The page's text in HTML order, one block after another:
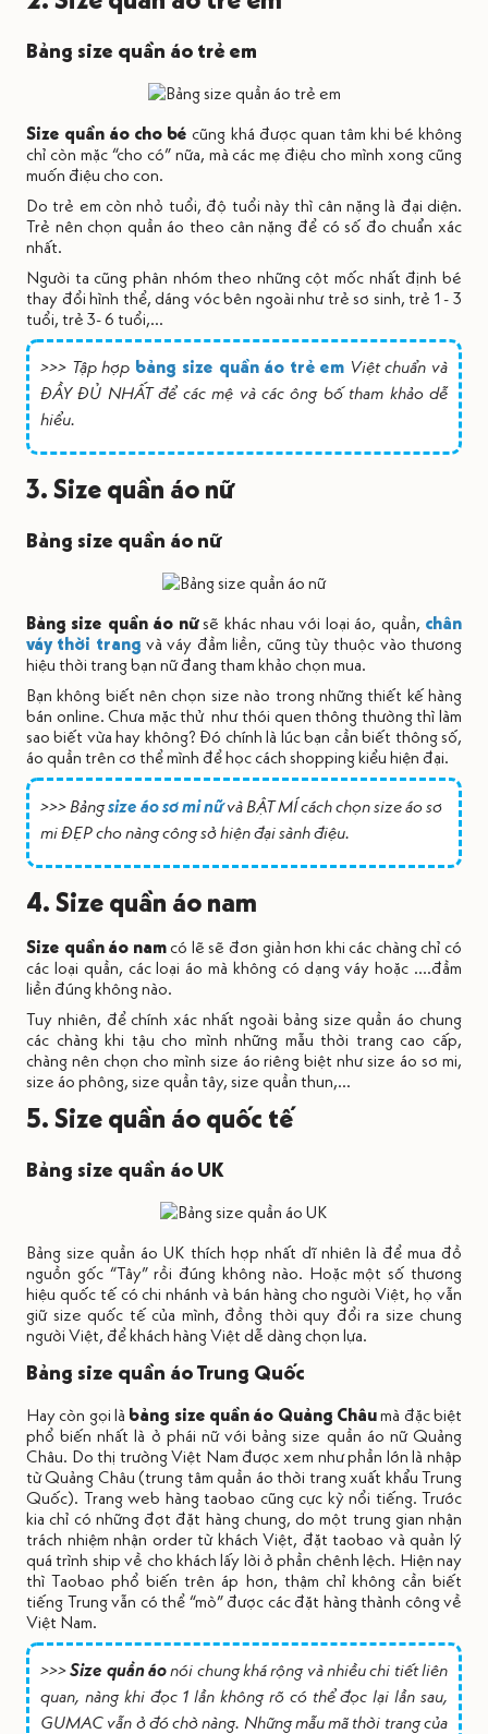
Bảng size quần áo trẻ em
Size quần áo cho bécũng khá được quan tâm khi bé không
chỉ còn mặc “cho có” nữa, mà các mẹ điệu cho mình xong cũng
muốn điệu cho con.
Do trẻ em còn nhỏ tuổi, độ tuổi này thì cân nặng là đại diện.
Trẻ nên chọn quần áo theo cân nặng để có số đo chuẩn xác
nhất.
Người ta cũng phân nhóm theo những cột mốc nhất định bé
thay đổi hình thể, dáng vóc bên ngoài như trẻ sơ sinh, trẻ 1 - 3
tuổi, trẻ 3- 6 tuổi,...
>>> Tập hợp bảng size quần áo trẻ emViệt chuẩn và
ĐẦY ĐỦ NHẤT để các mệ và các ông bố tham khảo dễ
hiểu.
3. Size quần áo nữ
Bảng size quần áo nữ
Bảng size quần áo nữsẽ khác nhau với loại áo, quần, chân
váy thời trang và váy đầm liền, cũng tùy thuộc vào thương
hiệu thời trang bạn nữ đang tham khảo chọn mua.
Bạn không biết nên chọn size nào trong những thiết kế hàng
bán online. Chưa mặc thử như thói quen thông thường thì làm
sao biết vừa hay không? Đó chính là lúc bạn cần biết thông số,
áo quần trên cơ thể mình để học cách shopping kiểu hiện đại.
>>> Bảngsize áo sơ mi nữvà BẬT MÍ cách chọn size áo sơ
mi ĐẸP cho nàng công sở hiện đại sành điệu.
4. Size quần áo nam
Size quần áo namcó lẽ sẽ đơn giản hơn khi các chàng chỉ có
các loại quần, các loại áo mà không có dạng váy hoặc ….đầm
liền đúng không nào.
Tuy nhiên, để chính xác nhất ngoài bảng size quần áo chung
các chàng khi tậu cho mình những mẫu thời trang cao cấp,
chàng nên chọn cho mình size áo riêng biệt như size áo sơ mi,
size áo phông, size quần tây, size quần thun,...
5. Size quần áo quốc tế
Bảng size quần áo UK
Bảng size quần áo UK thích hợp nhất dĩ nhiên là để mua đồ
nguồn gốc “Tây” rồi đúng không nào. Hoặc một số thương
hiệu quốc tế có chi nhánh và bán hàng cho người Việt, họ vẫn
giữ size quốc tế của mình, đồng thời quy đổi ra size chung
người Việt, để khách hàng Việt dễ dàng chọn lựa.
Bảng size quần áo Trung Quốc
Hay còn gọi là bảng size quần áo Quảng Châumà đặc biệt
phổ biến nhất là ở phái nữ với bảng size quần áo nữ Quảng
Châu. Do thị trường Việt Nam được xem như phần lớn là nhập
từ Quảng Châu (trung tâm quần áo thời trang xuất khẩu Trung
Quốc). Trang web hàng taobao cũng cực kỳ nổi tiếng. Trước
kia chỉ có những đợt đặt hàng chung, do một trung gian nhận
trách nhiệm nhận order từ khách Việt, đặt taobao và quản lý
quá trình ship về cho khách lấy lời ở phần chênh lệch. Hiện nay
thì Taobao phổ biến trên áp hơn, thậm chỉ không cần biết
tiếng Trung vẫn có thể “mò” được các đặt hàng thành công về
Việt Nam.
>>>Size quần áonói chung khá rộng và nhiều chi tiết liên
quan, nàng khi đọc 1 lần không rõ có thể đọc lại lần sau,
GUMAC vẫn ở đó chờ nàng. Những mẫu mã thời trang của